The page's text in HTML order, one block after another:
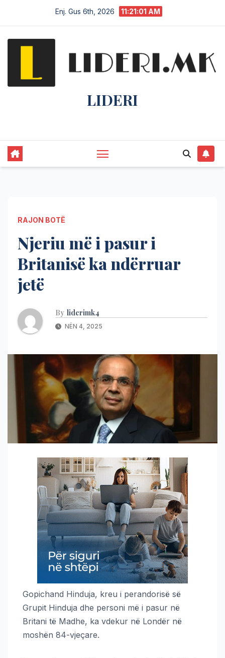
Enj. Gus 6th, 2026 11:21:02 AM
LIDERI
RAJON BOTË
Njeriu më i pasur i
Britanisë ka ndërruar
jetë
By liderimk4
NËN 4, 2025
Gopichand Hinduja, kreu i perandorisë së
Grupit Hinduja dhe personi më i pasur në
Britani të Madhe, ka vdekur në Londër në
moshën 84-vjeçare.